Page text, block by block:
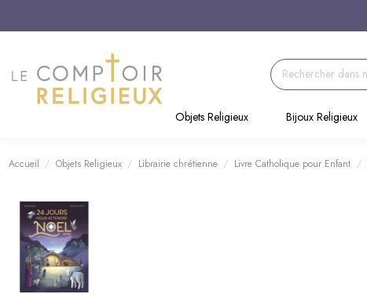
Objets Religieux
Bijoux Religieux
Accueil Objets Religieux Librairie chrétienne Livre Catholique pour Enfant